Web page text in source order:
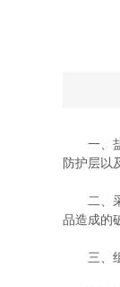
一、盐
防护层以
二、采
品造成的
三、组